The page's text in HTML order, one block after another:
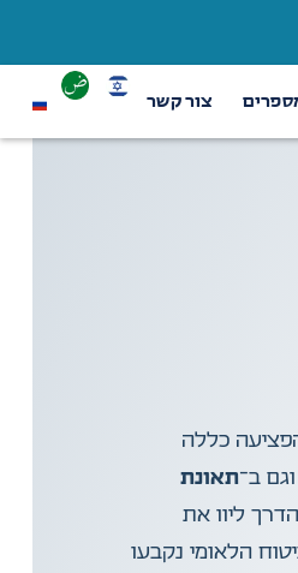
צור קשר
כללה
ב־תאונת
ליוו את
רפואיות בסך 24% ואילו בביטוח הלאומי נקבעו